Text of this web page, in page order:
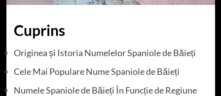
Cuprins
Originea și Istoria Numelelor Spaniole de Băieți
Cele Mai Populare Nume Spaniole de Băieți
Numele Spaniole de Băieți În Funcție de Regiune